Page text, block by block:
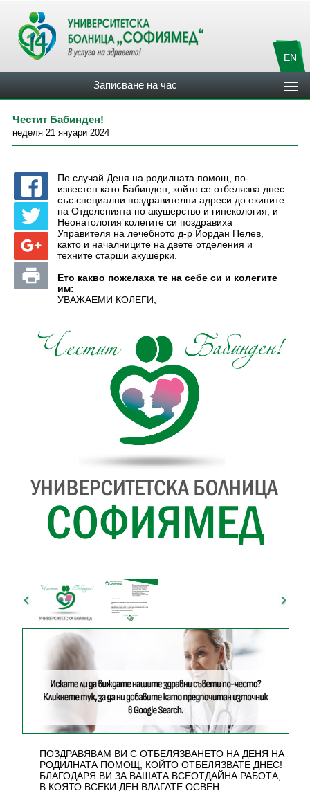
EN
Записване на час
Честит Бабинден!
неделя 21 януари 2024
По случай Деня на родилната помощ, по-
известен като Бабинден, който се отбелязва днес
със специални поздравителни адреси до екипите
на Отделенията по акушерство и гинекология, и
Неонатология колегите си поздравиха
Управителя на лечебното д-р Йордан Пелев,
както и началниците на двете отделения и
техните старши акушерки.
Ето какво пожелаха те на себе си и колегите
им:
УВАЖАЕМИ КОЛЕГИ,
ПОЗДРАВЯВАМ ВИ С ОТБЕЛЯЗВАНЕТО НА ДЕНЯ НА
РОДИЛНАТА ПОМОЩ, КОЙТО ОТБЕЛЯЗВАТЕ ДНЕС!
БЛАГОДАРЯ ВИ ЗА ВАШАТА ВСЕОТДАЙНА РАБОТА,
В КОЯТО ВСЕКИ ДЕН ВЛАГАТЕ ОСВЕН